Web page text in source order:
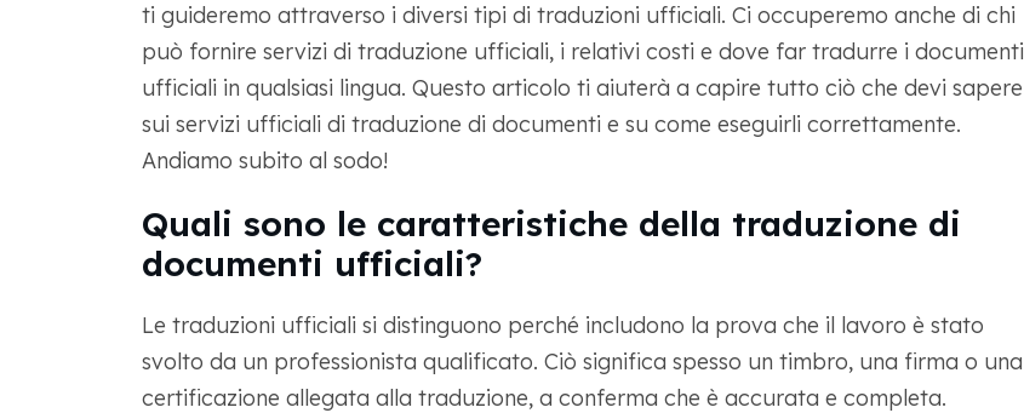
ti guideremo attraverso i diversi tipi di traduzioni ufficiali. Ci occuperemo anche di chi
può fornire servizi di traduzione ufficiali, i relativi costi e dove far tradurre i documenti
ufficiali in qualsiasi lingua. Questo articolo ti aiuterà a capire tutto ciò che devi sapere
sui servizi ufficiali di traduzione di documenti e su come eseguirli correttamente.
Andiamo subito al sodo!
Quali sono le caratteristiche della traduzione di
documenti ufficiali?
Le traduzioni ufficiali si distinguono perché includono la prova che il lavoro è stato
svolto da un professionista qualificato. Ciò significa spesso un timbro, una firma o una
certificazione allegata alla traduzione, a conferma che è accurata e completa.